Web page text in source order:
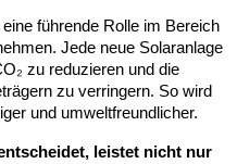
führende Rolle im Bereich
Jede neue Solaranlage
zu reduzieren und die
zu verringern. So wird
und umweltfreundlicher.
leistet nicht nur